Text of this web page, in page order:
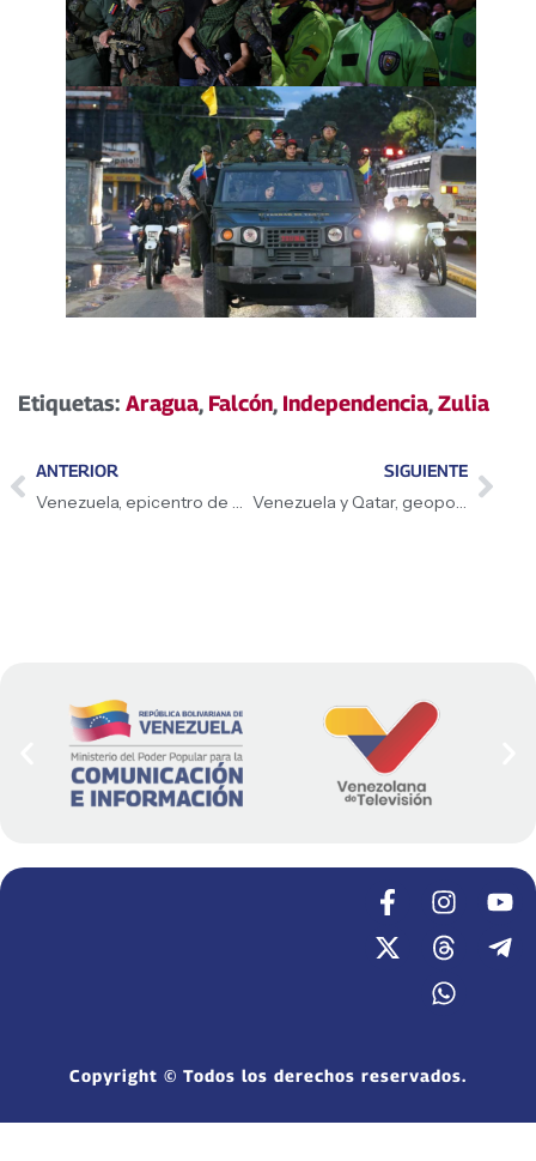
Etiquetas: Aragua, Falcón, Independencia,Zulia
ANTERIOR
Venezuela, epicentro de esperanza de quienes aman la vida
SIGUIENTE
Venezuela y Qatar, geopolítica en defensa de la paz
Copyright © Todos los derechos reservados.